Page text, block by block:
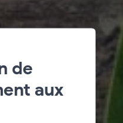
de
aux